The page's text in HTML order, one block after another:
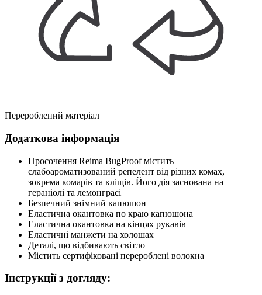
Перероблений матеріал
Додаткова інформація
Просочення Reima BugProof містить
слабоароматизований репелент від різних комах,
зокрема комарів та кліщів. Його дія заснована на
гераніолі та лемонграсі
Безпечний знімний капюшон
Еластична окантовка по краю капюшона
Еластична окантовка на кінцях рукавів
Еластичні манжети на холошах
Деталі, що відбивають світло
Містить сертифіковані перероблені волокна
Інструкції з догляду: